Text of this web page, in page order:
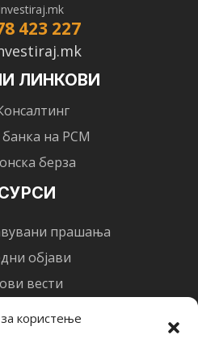
користење
423 227
ЛИНКОВИ
на РСМ
берза
прашања
објави
вести